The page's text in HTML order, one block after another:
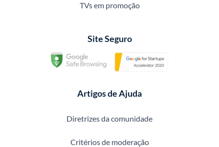
TVs em promoção
Site Seguro
Artigos de Ajuda
Diretrizes da comunidade
Critérios de moderação